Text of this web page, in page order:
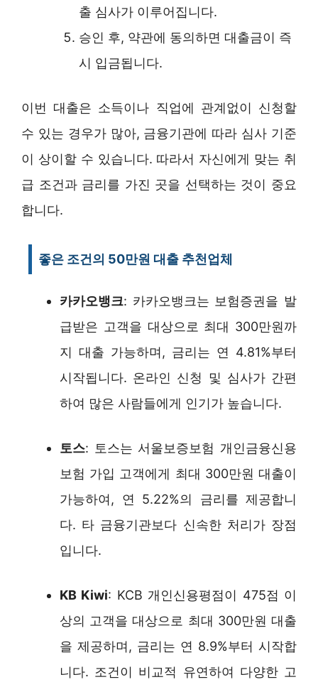
출 심사가 이루어집니다.
승인 후, 약관에 동의하면 대출금이 즉
시 입금됩니다.
이번 대출은 소득이나 직업에 관계없이 신청할
수 있는 경우가 많아, 금융기관에 따라 심사 기준
이 상이할 수 있습니다. 따라서 자신에게 맞는 취
급 조건과 금리를 가진 곳을 선택하는 것이 중요
합니다.
좋은 조건의 50만원 대출 추천업체
카카오뱅크: 카카오뱅크는 보험증권을 발
급받은 고객을 대상으로 최대 300만원까
지 대출 가능하며, 금리는 연 4.81%부터
시작됩니다. 온라인 신청 및 심사가 간편
하여 많은 사람들에게 인기가 높습니다.
토스: 토스는 서울보증보험 개인금융신용
보험 가입 고객에게 최대 300만원 대출이
가능하여, 연 5.22%의 금리를 제공합니
다. 타 금융기관보다 신속한 처리가 장점
입니다.
KB Kiwi: KCB 개인신용평점이 475점 이
상의 고객을 대상으로 최대 300만원 대출
을 제공하며, 금리는 연 8.9%부터 시작합
니다. 조건이 비교적 유연하여 다양한 고